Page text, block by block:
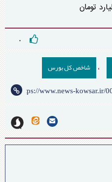
۰
، شاخص کل بورس